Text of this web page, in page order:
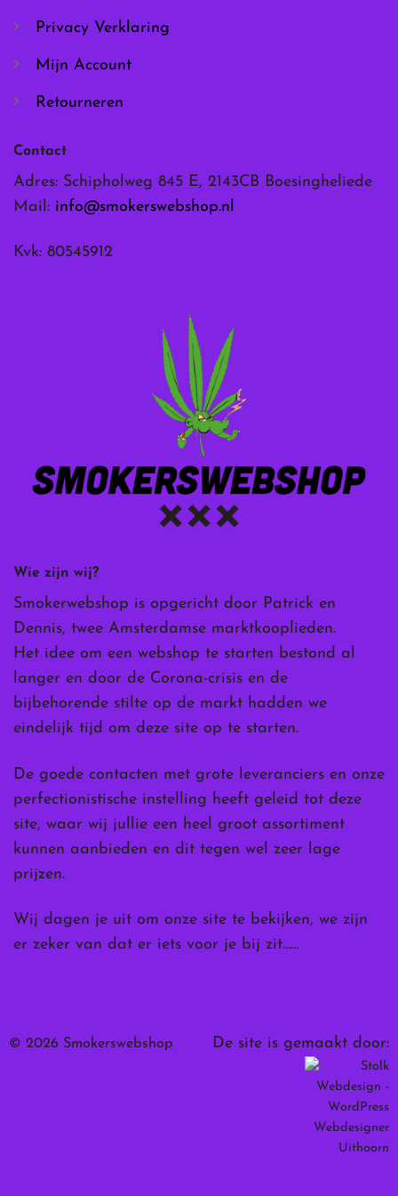
Wie zijn wij?
Smokerwebshop is opgericht door Patrick en
Dennis, twee Amsterdamse marktkooplieden.
Het idee om een webshop te starten bestond al
langer en door de Corona-crisis en de
bijbehorende stilte op de markt hadden we
eindelijk tijd om deze site op te starten.
De goede contacten met grote leveranciers en onze
perfectionistische instelling heeft geleid tot deze
site, waar wij jullie een heel groot assortiment
kunnen aanbieden en dit tegen wel zeer lage
prijzen.
Wij dagen je uit om onze site te bekijken, we zijn
er zeker van dat er iets voor je bij zit……
Privacy Verklaring
Mijn Account
Retourneren
Contact
Adres: Schipholweg 845 E, 2143CB Boesingheliede
Mail: info@smokerswebshop.nl
Kvk: 80545912
© 2026 Smokerswebshop De site is gemaakt door: